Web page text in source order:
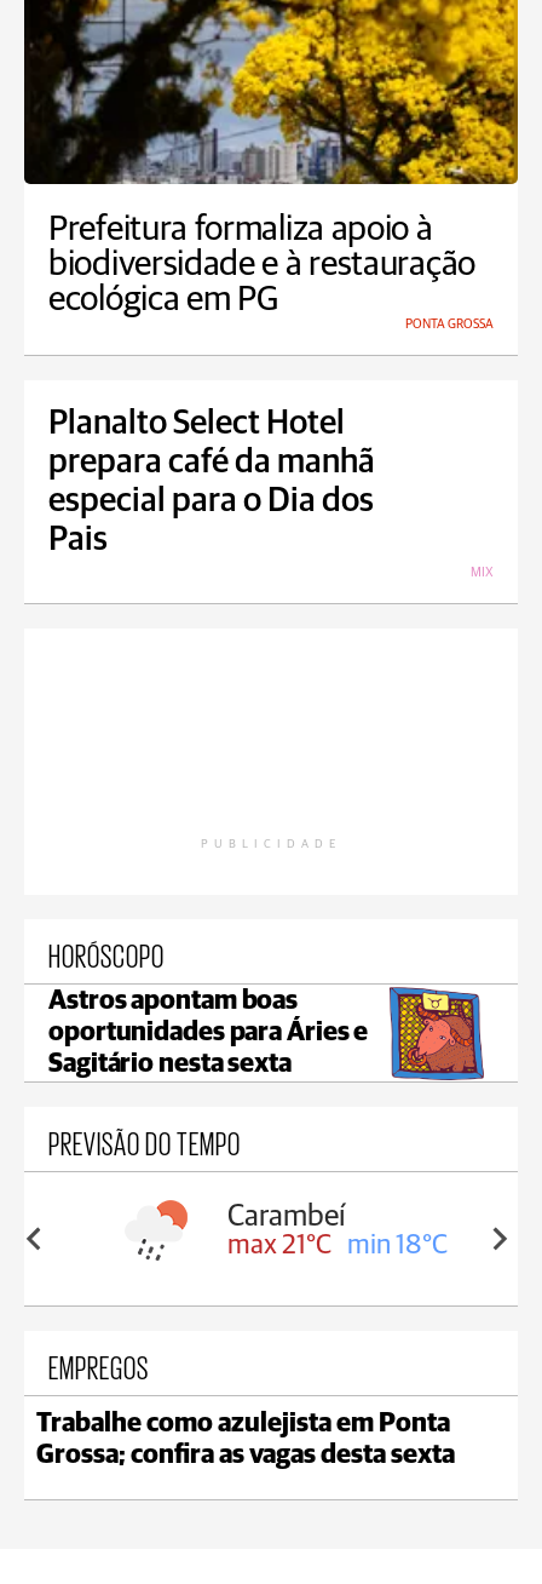
Prefeitura formaliza apoio à
biodiversidade e à restauração
ecológica em PG
PONTA GROSSA
Planalto Select Hotel
prepara café da manhã
especial para o Dia dos
Pais
MIX
PUBLICIDADE
HORÓSCOPO
Astros apontam boas
oportunidades para Áries e
Sagitário nesta sexta
PREVISÃO DO TEMPO
18°C
Carambeí
max 21°C min 18°C
EMPREGOS
Trabalhe como azulejista em Ponta
Grossa; confira as vagas desta sexta